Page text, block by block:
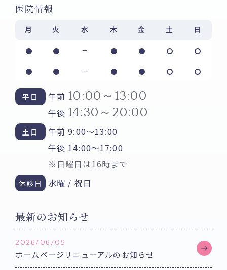
医院情報
月 火 水 木 金 土 日
-
-
平日 午前 10:00～13:00
午後 14:30～20:00
土日
午前 9:00～13:00
午後 14:00～17:00
※日曜日は16時まで
休診日 水曜 / 祝日
最新のお知らせ
2026/06/05
ホームページリニューアルのお知らせ